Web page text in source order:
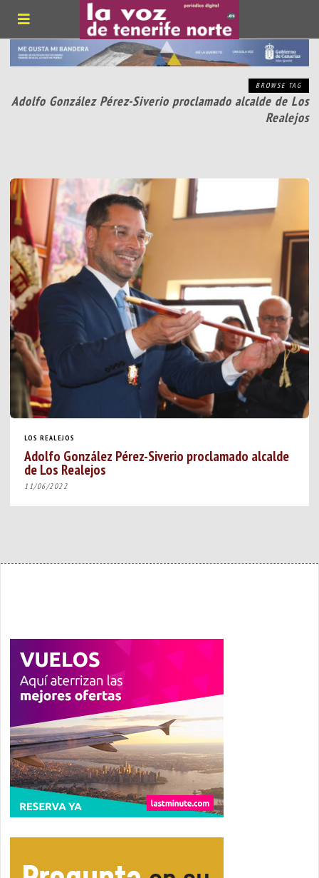
BROWSE TAG
Adolfo González Pérez-Siverio proclamado alcalde de Los
Realejos
LOS REALEJOS
Adolfo González Pérez-Siverio proclamado alcalde
de Los Realejos
11/06/2022